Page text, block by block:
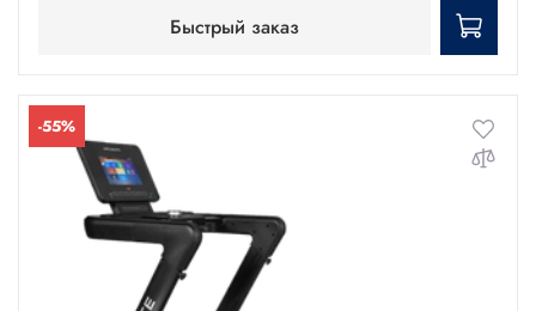
Быстрый заказ
-55%